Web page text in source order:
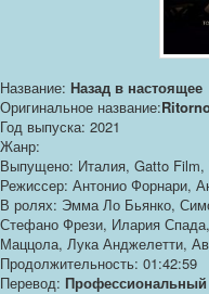
Название: Назад в настоящее
Оригинальное название:
Год выпуска: 2021
Жанр:
Выпущено: Италия, Gatto Film,
Режиссер: Антонио Форнари,
В ролях: Эмма Ло Бьянко,
Стефано Фрези, Илария
Маццола, Лука Анджелетти,
Продолжительность: 01:42:59
Перевод: